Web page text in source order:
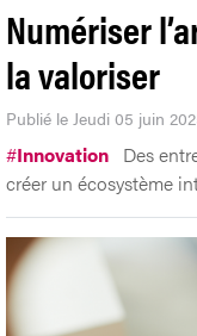
Numériser
la valoriser
Publié le Jeudi 05 juin
#Innovation Des
créer un écosystème